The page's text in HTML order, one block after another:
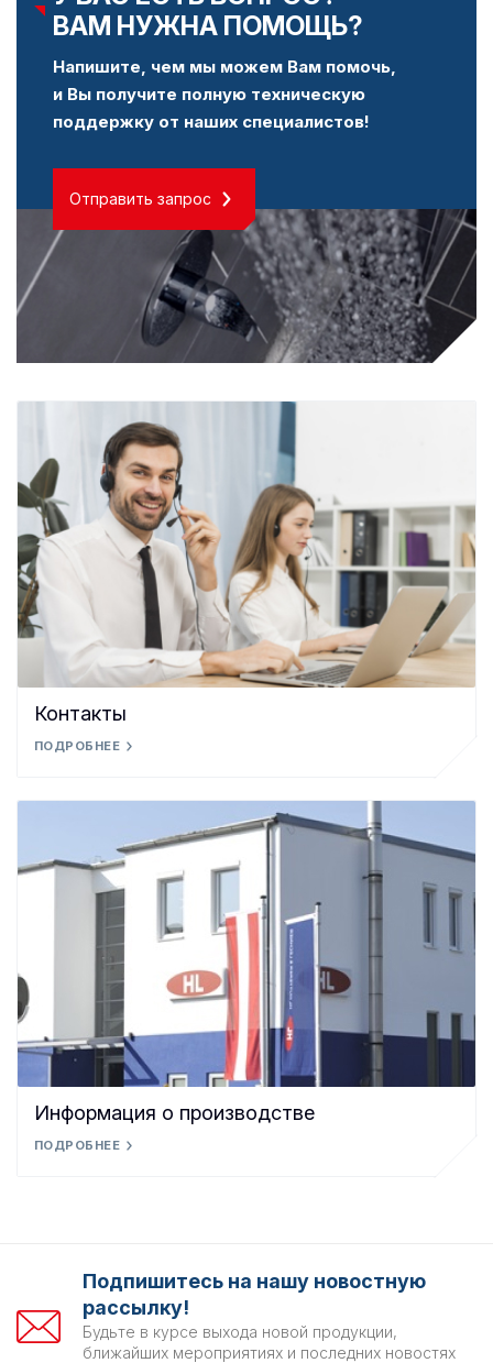
ВАМ НУЖНА ПОМОЩЬ?
Напишите, чем мы можем Вам помочь,
и Вы получите полную техническую
поддержку от наших специалистов!
Отправить запрос
Контакты
ПОДРОБНЕЕ
Информация о производстве
ПОДРОБНЕЕ
Подпишитесь на нашу новостную
рассылку!
Будьте в курсе выхода новой продукции,
ближайших мероприятиях и последних новостях